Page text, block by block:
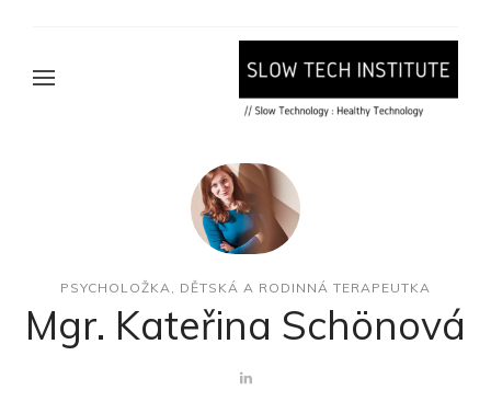
PSYCHOLOŽKA, DĚTSKÁ A RODINNÁ TERAPEUTKA
Mgr. Kateřina Schönová